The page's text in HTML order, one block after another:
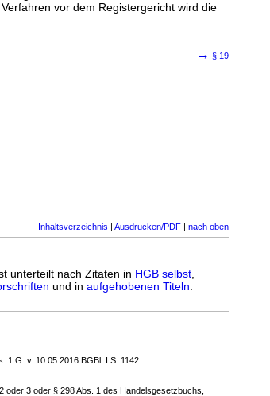
Verfahren vor dem Registergericht wird die
→ § 19
Inhaltsverzeichnis | Ausdrucken/PDF | nach oben
unterteilt nach Zitaten in HGB selbst
und in aufgehobenen Titeln
1 G. v. 10.05.2016 BGBl. I S. 1142
oder 3 oder § 298 Abs. 1 des Handelsgesetzbuchs,